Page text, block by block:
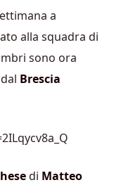
a
alla squadra di
sono ora
Brescia
di Matteo